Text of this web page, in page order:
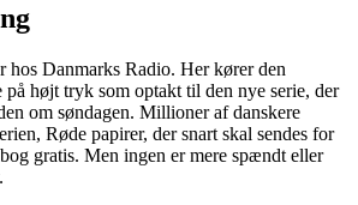
Danmarks Radio. Her kører den
højt tryk som optakt til den nye serie, der
om søndagen. Millioner af danskere
Røde papirer, der snart skal sendes for
gratis. Men ingen er mere spændt eller